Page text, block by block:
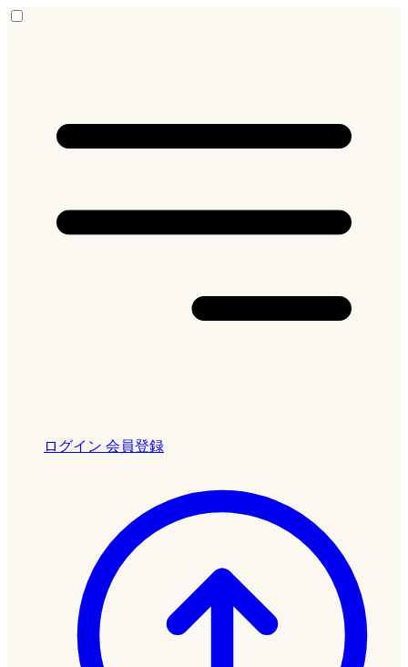
ログイン 会員登録